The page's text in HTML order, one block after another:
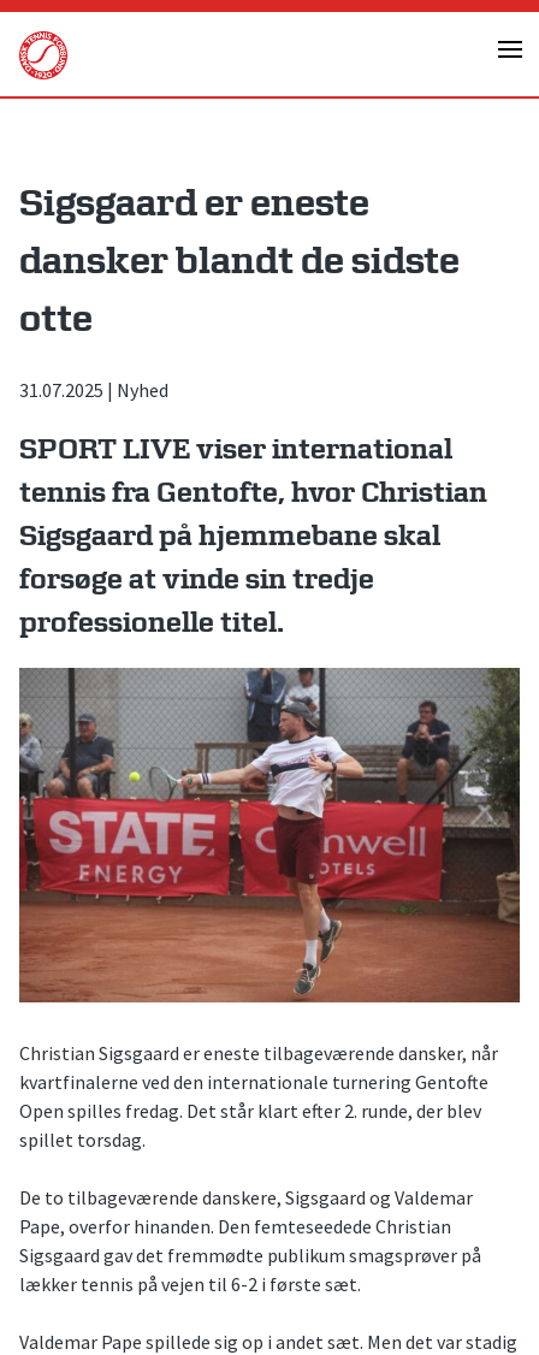
Skip
content
Sigsgaard er eneste
dansker blandt de sidste
otte
31.07.2025 | Nyhed
SPORT LIVE viser international
tennis fra Gentofte, hvor Christian
Sigsgaard på hjemmebane skal
forsøge at vinde sin tredje
professionelle titel.
Christian Sigsgaard er eneste tilbageværende dansker, når
kvartfinalerne ved den internationale turnering Gentofte
Open spilles fredag. Det står klart efter 2. runde, der blev
spillet torsdag.
De to tilbageværende danskere, Sigsgaard og Valdemar
Pape, overfor hinanden. Den femteseedede Christian
Sigsgaard gav det fremmødte publikum smagsprøver på
lækker tennis på vejen til 6-2 i første sæt.
Valdemar Pape spillede sig op i andet sæt. Men det var stadig